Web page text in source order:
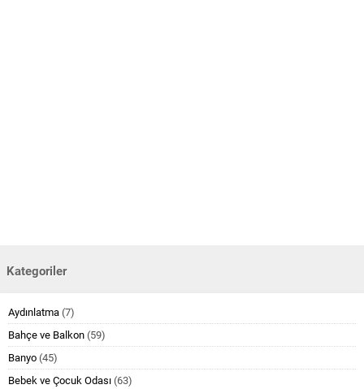
Kategoriler
Aydınlatma (7)
Bahçe ve Balkon (59)
Banyo (45)
Bebek ve Çocuk Odası (63)